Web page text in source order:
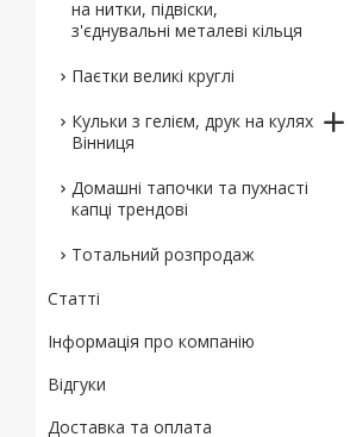
на нитки, підвіски,
з'єднувальні металеві кільця
Паєтки великі круглі
Кульки з гелієм, друк на кулях
Вінниця
Домашні тапочки та пухнасті
капці трендові
Тотальний розпродаж
Статті
Інформація про компанію
Відгуки
Доставка та оплата